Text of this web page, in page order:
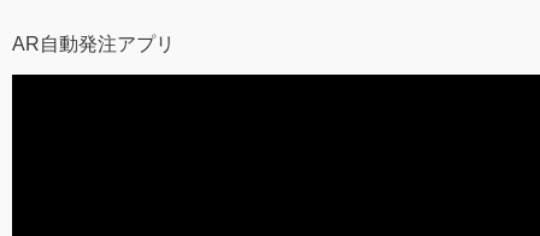
AR自動発注アプリ